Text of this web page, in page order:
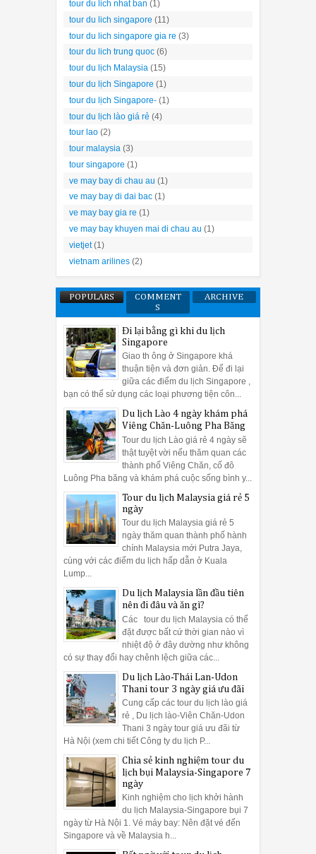
tour du lich nhat ban (1)
tour du lich singapore (11)
tour du lich singapore gia re (3)
tour du lich trung quoc
(6)
tour du lịch Malaysia
(15)
tour du lịch Singapore (1)
tour du lịch Singapore-
(1)
tour du lịch lào giá rẻ (4)
(2)
tour malaysia
(3)
tour singapore (1)
ve may bay di chau au (1)
ve may bay di dai bac
(1)
ve may bay gia re
(1)
ve may bay khuyen mai di chau au (1)
vietjet (1)
vietnam arilines (2)
POPULARS
COMMENT
S
ARCHIVE
Đi lại bằng gì khi du lịch
Singapore
Giao th ông ở Singapore khá
thuận tiện và đơn giản. Để đi lại
giữa các điểm du lịch Singapore ,
bạn có thể sử dụng các loại phương tiện côn...
Du lịch Lào 4 ngày khám phá
Viêng Chăn-Luông Pha Băng
Tour du lịch Lào giá rẻ 4 ngày sẽ
thật tuyệt vời nếu thăm quan các
thành phố Viêng Chăn, cố đô
Luông Pha băng và khám phá cuộc sống bình y...
Tour du lịch Malaysia giá rẻ 5
ngày
Tour du lịch Malaysia giá rẻ 5
ngày thăm quan thành phố hành
chính Malaysia mới Putra Jaya,
cùng với các điểm du lịch hấp dẫn ở Kuala
Lump...
Du lịch Malaysia lần đầu tiên
nên đi đâu và ăn gì?
Các tour du lịch Malaysia có thể
đặt được bất cứ thời gian nào vì
nhiệt độ ở đây dường như không
có sự thay đổi hay chênh lệch giữa các...
Du lịch Lào-Thái Lan-Udon
Thani tour 3 ngày giá ưu đãi
Cung cấp các tour du lịch lào giá
rẻ , Du lịch lào-Viên Chăn-Udon
Thani 3 ngày tour giá ưu đãi từ
Hà Nội (xem chi tiết Công ty du lịch P...
Chia sẻ kinh nghiệm tour du
lịch bụi Malaysia-Singapore 7
ngày
Kinh nghiệm cho lịch khởi hành
du lịch Malaysia-Singapore bụi 7
ngày từ Hà Nội 1. Vé máy bay: Nên đặt vé đến
Singapore và về Malaysia h...